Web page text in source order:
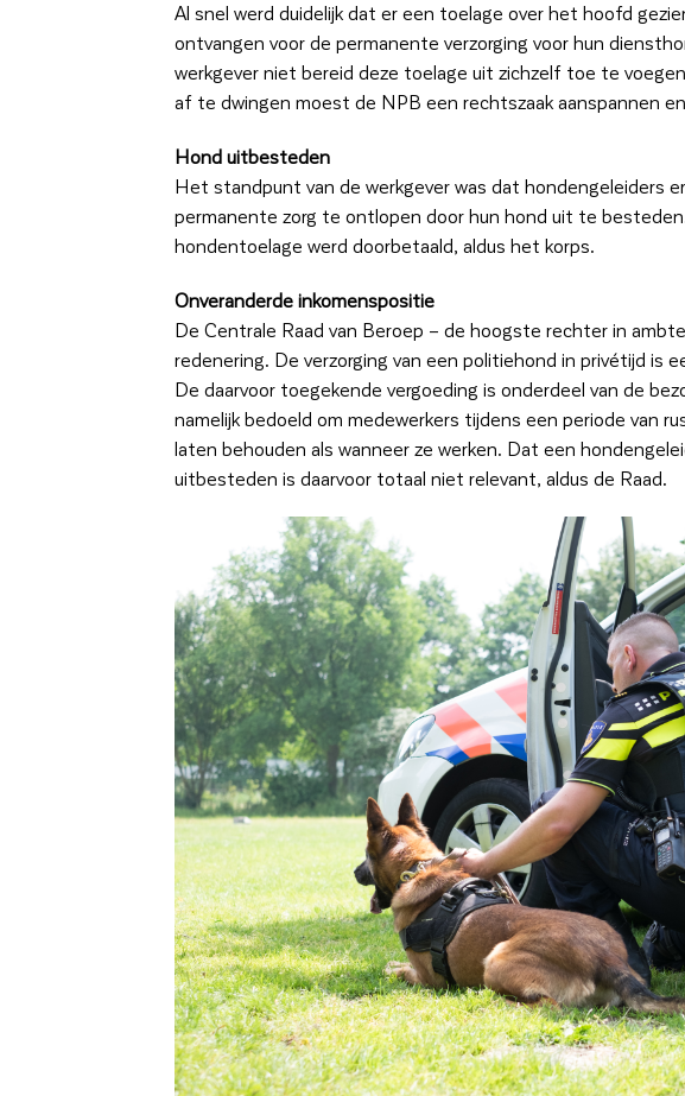
Al snel werd duidelijk dat er een toelage over het hoofd
ontvangen voor de permanente verzorging voor hun
werkgever niet bereid deze toelage uit zichzelf toe te
af te dwingen moest de NPB een rechtszaak aanspannen
Hond uitbesteden
Het standpunt van de werkgever was dat hondengeleiders
permanente zorg te ontlopen door hun hond uit te
hondentoelage werd doorbetaald, aldus het korps.
Onveranderde inkomenspositie
De Centrale Raad van Beroep – de hoogste rechter in
redenering. De verzorging van een politiehond in privétijd is
De daarvoor toegekende vergoeding is onderdeel van de
namelijk bedoeld om medewerkers tijdens een periode van
laten behouden als wanneer ze werken. Dat een
uitbesteden is daarvoor totaal niet relevant, aldus de Raad.